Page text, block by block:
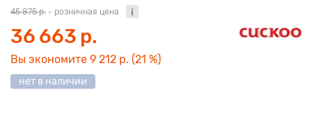
45 875 р. - розничная цена
36 663 р.
Вы экономите 9 212 р. (21 %)
нет в наличии